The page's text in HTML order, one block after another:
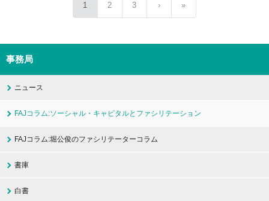
1 2 3 › »
事務局
ニュース
FAJコラム:ソーシャル・キャピタルとファシリテーション
FAJコラム:堀公俊のファシリテーターコラム
書庫
白書